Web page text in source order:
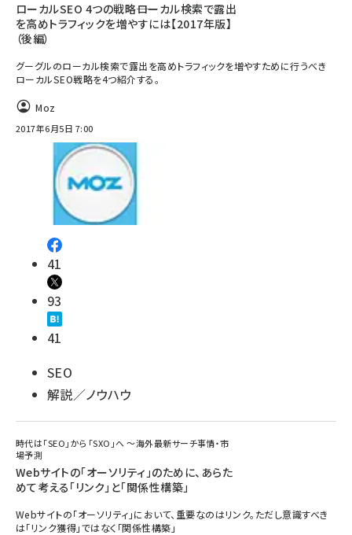
ローカルSEO 4つの戦略――ローカル検索で露出
を高めトラフィックを増やすには【2017年版】
（後編）
グーグルのローカル検索で露出を高めトラフィックを増やすために行うべき
ローカルSEO戦略を4つ紹介する。
Moz
2017年6月5日 7:00
41
93
41
SEO
解説／ノウハウ
時代は「SEO」から「SXO」へ ～海外最新サーチ事情・市
場予測
Webサイトの「オーソリティ」のために、あらた
めて考える「リンク」と「関係性構築」
Webサイトの「オーソリティ」において、重要なのはリンク。ただし意識すべき
は「リンク獲得」ではなく「関係性構築」